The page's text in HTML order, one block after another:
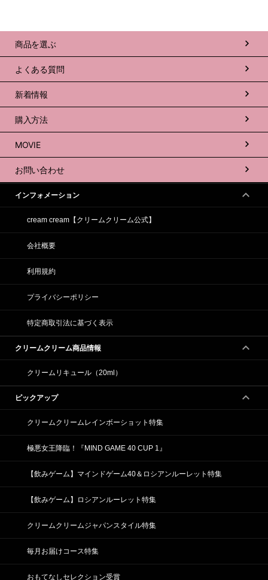
商品を選ぶ
よくある質問
新着情報
購入方法
MOVIE
お問い合わせ
インフォメーション
cream cream【クリームクリーム公式】
会社概要
利用規約
プライバシーポリシー
特定商取引法に基づく表示
クリームクリーム商品情報
クリームリキュール（20ml）
ピックアップ
クリームクリームレインボーショット特集
極悪女王降臨！『MIND GAME 40 CUP 1』
【飲みゲーム】マインドゲーム40＆ロシアンルーレット特集
【飲みゲーム】ロシアンルーレット特集
クリームクリームジャパンスタイル特集
毎月お届けコース特集
おもてなしセレクション受賞